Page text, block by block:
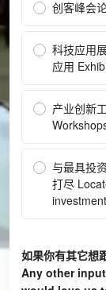
创客峰会
科技应用
应用
产业创新
与最具投
打尽
如果你有其它想
Any other